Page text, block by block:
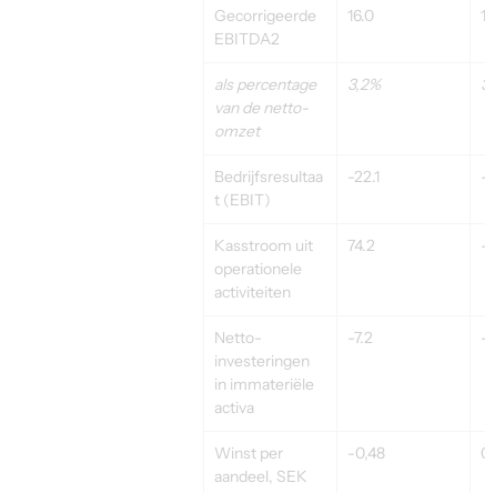
Gecorrigeerde
EBITDA2
16.0
als percentage
van de netto-
omzet
3,2%
Bedrijfsresultaa
t (EBIT)
-22.1
Kasstroom uit
operationele
activiteiten
74.2
Netto-
investeringen
in immateriële
activa
-7.2
Winst per
aandeel, SEK
-0,48